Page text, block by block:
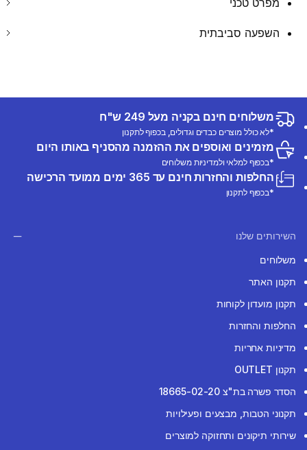
השפעה סביבתית
משלוחים חינם בקניה מעל 249 ש"ח
*לא כולל מוצרים כבדים וגדולים, בכפוף לתקנון
מזמינים ואוספים את ההזמנה מהסניף באותו היום
*בכפוף למלאי ולמדיניות משלוחים
החלפות והחזרות חינם עד 365 ימים ממועד הרכישה
*בכפוף לתקנון
השירותים שלנו
משלוחים
תקנון האתר
תקנון מועדון לקוחות
החלפות והחזרות
מדיניות אחריות
תקנון OUTLET
הסדר פשרה בת"צ 18665-02-20
תקנוני הטבות, מבצעים ופעילויות
שירותי תיקונים ותחזוקה למוצרים